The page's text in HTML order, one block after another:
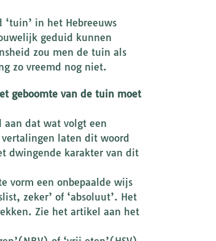
in het Hebreeuws
geduid kunnen
zou men de tuin als
zo vreemd nog niet.
geboomte van de tuin moet
aan dat wat volgt een
laten dit woord
dwingende karakter van dit
vorm een onbepaalde wijs
zeker’ of ‘absoluut’. Het
Zie het artikel aan het